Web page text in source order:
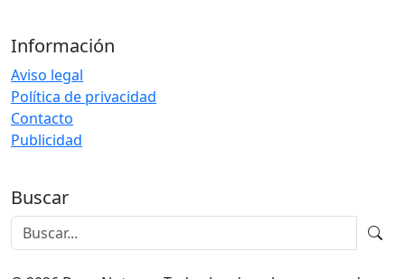
Información
Aviso legal
Política de privacidad
Contacto
Publicidad
Buscar